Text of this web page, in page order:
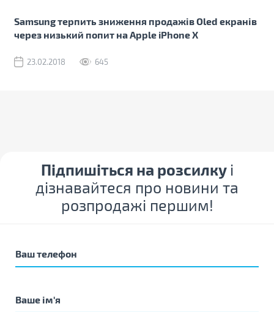
Samsung терпить зниження продажів Oled екранів
через низький попит на Apple iPhone X
23.02.2018 645
Підпишіться на розсилку і
дізнавайтеся про новини та
розпродажі першим!